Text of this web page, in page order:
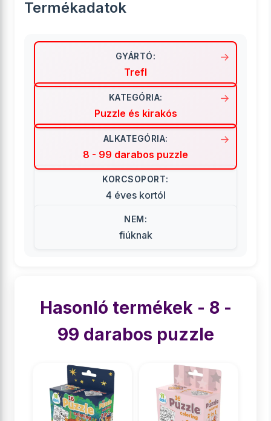
Termékadatok
GYÁRTÓ:
Trefl
KATEGÓRIA:
Puzzle és kirakós
ALKATEGÓRIA:
8 - 99 darabos puzzle
KORCSOPORT:
4 éves kortól
NEM:
fiúknak
Hasonló termékek - 8 -
99 darabos puzzle